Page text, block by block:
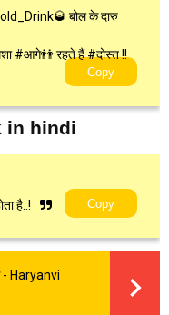
बोल के दारु
#आगे👬 रहते हैं #दोस्त !!
Copy
in hindi
है..!
Copy
- Haryanvi